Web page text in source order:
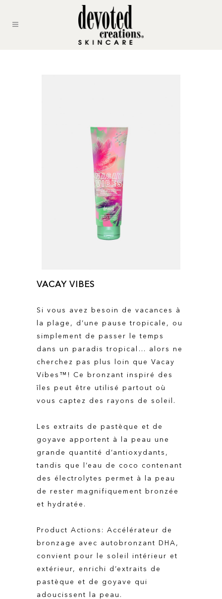
VACAY VIBES
Si vous avez besoin de vacances à
la plage, d’une pause tropicale, ou
simplement de passer le temps
dans un paradis tropical… alors ne
cherchez pas plus loin que Vacay
Vibes™! Ce bronzant inspiré des
îles peut être utilisé partout où
vous captez des rayons de soleil.
Les extraits de pastèque et de
goyave apportent à la peau une
grande quantité d’antioxydants,
tandis que l’eau de coco contenant
des électrolytes permet à la peau
de rester magnifiquement bronzée
et hydratée.
Product Actions: Accélérateur de
bronzage avec autobronzant DHA,
convient pour le soleil intérieur et
extérieur, enrichi d’extraits de
pastèque et de goyave qui
adoucissent la peau.